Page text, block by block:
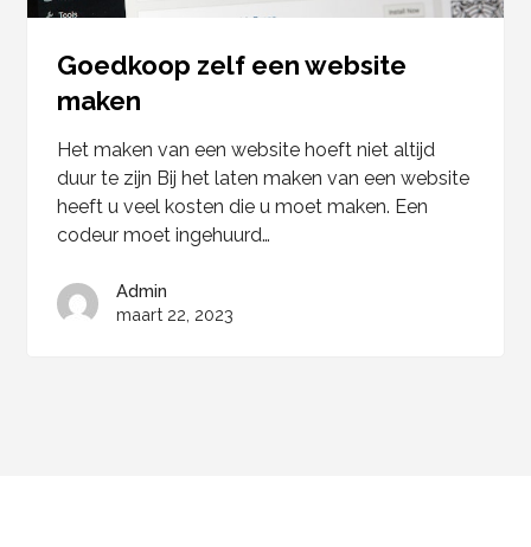
Goedkoop zelf een website
maken
Het maken van een website hoeft niet altijd
duur te zijn Bij het laten maken van een website
heeft u veel kosten die u moet maken. Een
codeur moet ingehuurd…
Admin
maart 22, 2023